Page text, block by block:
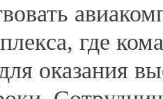
где
оказания